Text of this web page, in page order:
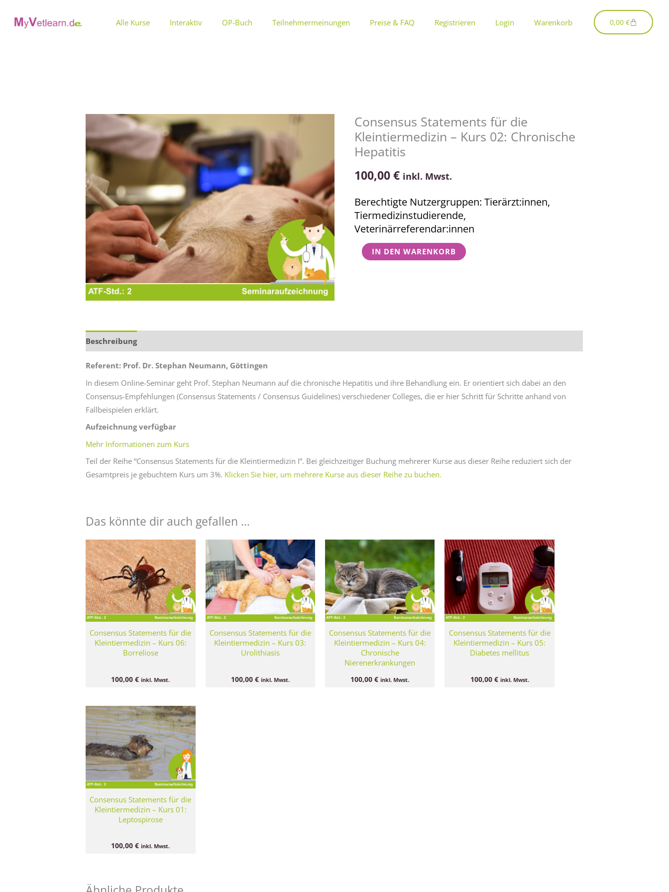
Inhalt
Alle Kurse Interaktiv OP-Buch Teilnehmermeinungen Preise & FAQ Registrieren Login Warenkorb 0,00€Warenkorb
Consensus Statements für die
Kleintiermedizin – Kurs 02: Chronische
Hepatitis
100,00€ inkl. Mwst.
Berechtigte Nutzergruppen: Tierärzt:innen,
Tiermedizinstudierende,
Veterinärreferendar:innen
Consensus
Statements
für
Kleintiermedizin
Kurs
02:
Chronische
Hepatitis
MengeIN DEN WARENKORB
Beschreibung
Referent: Prof. Dr. Stephan Neumann, Göttingen
In diesem Online-Seminar geht Prof. Stephan Neumann auf die chronische Hepatitis und ihre Behandlung ein. Er orientiert sich dabei an den
Consensus-Empfehlungen (Consensus Statements / Consensus Guidelines) verschiedener Colleges, die er hier Schritt für Schritte anhand von
Fallbeispielen erklärt.
Aufzeichnung verfügbar
Mehr Informationen zum Kurs
Teil der Reihe “Consensus Statements für die Kleintiermedizin I”. Bei gleichzeitiger Buchung mehrerer Kurse aus dieser Reihe reduziert sich der
Gesamtpreis je gebuchtem Kurs um 3%. Klicken Sie hier, um mehrere Kurse aus dieser Reihe zu buchen.
Das könnte dir auch gefallen …
Consensus Statements für die
Kleintiermedizin – Kurs 06:
Borreliose
100,00€ inkl. Mwst.
Consensus Statements für die
Kleintiermedizin – Kurs 03:
Urolithiasis
100,00 € inkl. Mwst.
Consensus Statements für die
Kleintiermedizin – Kurs 04:
Chronische
Nierenerkrankungen
100,00€ inkl. Mwst.
Consensus Statements für die
Kleintiermedizin – Kurs 05:
Diabetes mellitus
100,00 € inkl. Mwst.
Consensus Statements für die
Kleintiermedizin – Kurs 01:
Leptospirose
100,00€ inkl. Mwst.